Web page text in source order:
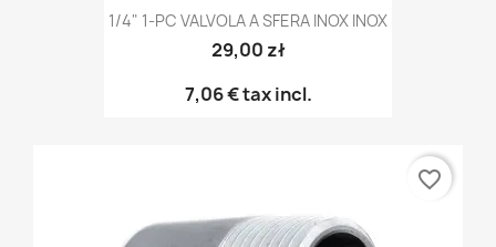
1/4" 1-PC VALVOLA A SFERA INOX INOX
29,00 zł
7,06 €tax incl.
favorite_border